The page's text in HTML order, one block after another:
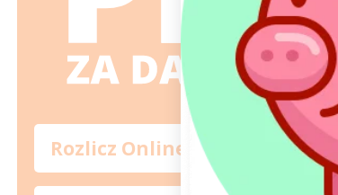
Rozlicz Online